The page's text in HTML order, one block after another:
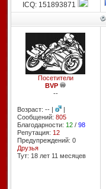
ICQ: 151893871
Посетители
BVP
--
Возраст: -- |
|
Сообщений: 805
Благодарности: 12/ 98
Репутация: 12
Предупреждений: 0
Друзья
Тут: 18 лет 11 месяцев